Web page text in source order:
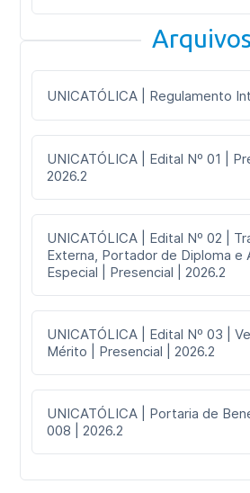
Arquivos
UNICATÓLICA | Regulamento
UNICATÓLICA | Edital Nº 01 |
2026.2
UNICATÓLICA | Edital Nº 02 |
Externa, Portador de Diploma e
Especial | Presencial | 2026.2
UNICATÓLICA | Edital Nº 03 |
Mérito | Presencial | 2026.2
UNICATÓLICA | Portaria de
008 | 2026.2